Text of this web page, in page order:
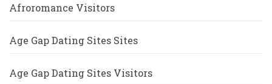
Afroromance Visitors
Age Gap Dating Sites Sites
Age Gap Dating Sites Visitors